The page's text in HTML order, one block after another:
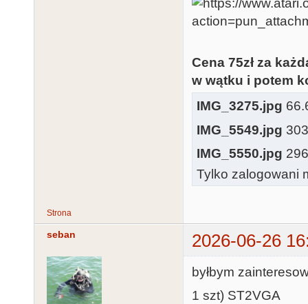
Cena 75zł za
w wątku i potem
IMG_3275.jpg
IMG_5549.jpg
IMG_5550.jpg
Tylko zalogowani
Strona
seban 2026-06-26
byłbym
1 szt) ST2VGA